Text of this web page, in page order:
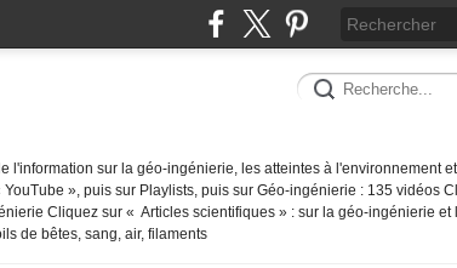
l'information sur la géo-ingénierie, les atteintes à l'environnement
», puis sur Playlists, puis sur Géo-ingénierie : 135 vidéos
Cliquez sur « Articles scientifiques » : sur la géo-ingénierie et
de bêtes, sang, air, filaments